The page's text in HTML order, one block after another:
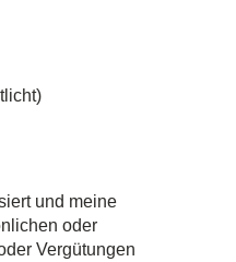
und meine
oder
Vergütungen